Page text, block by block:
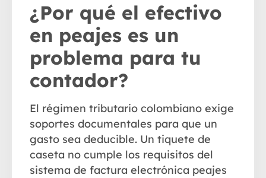
¿Por qué el efectivo
en peajes es un
problema para tu
contador?
El régimen tributario colombiano exige
soportes documentales para que un
gasto sea deducible. Un tiquete de
caseta no cumple los requisitos del
sistema de factura electrónica peajes